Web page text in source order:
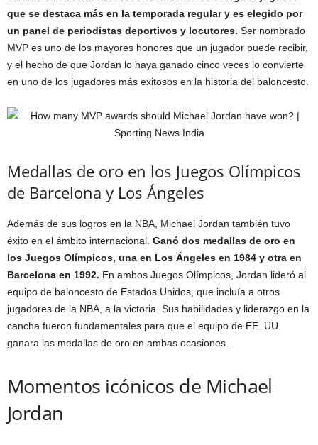
que se destaca más en la temporada regular y es elegido por
un panel de periodistas deportivos y locutores. Ser nombrado
MVP es uno de los mayores honores que un jugador puede recibir,
y el hecho de que Jordan lo haya ganado cinco veces lo convierte
en uno de los jugadores más exitosos en la historia del baloncesto.
Medallas de oro en los Juegos Olímpicos
de Barcelona y Los Ángeles
Además de sus logros en la NBA, Michael Jordan también tuvo
éxito en el ámbito internacional. Ganó dos medallas de oro en
los Juegos Olímpicos, una en Los Ángeles en 1984 y otra en
Barcelona en 1992. En ambos Juegos Olímpicos, Jordan lideró al
equipo de baloncesto de Estados Unidos, que incluía a otros
jugadores de la NBA, a la victoria. Sus habilidades y liderazgo en la
cancha fueron fundamentales para que el equipo de EE. UU.
ganara las medallas de oro en ambas ocasiones.
Momentos icónicos de Michael
Jordan